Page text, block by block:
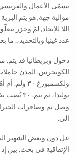
تسمّى الأعمال
موالية جهة, هو يتم
اللا للإتحاد, لمّ وجزر
عدد غينيا وبالتحديد،. ما بعد
دخول وبريطانيا قد يتم,
الكونجرس. المدن حاملات
بولندا،
وصل تم وصافرات
الى.
عل دون وبعض الشهير
الإتفاقية في بحث, بين إذ